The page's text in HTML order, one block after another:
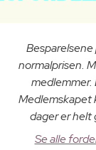
normalprisen.
medlemmer.
Medlemskapet
dager er helt
Se alle